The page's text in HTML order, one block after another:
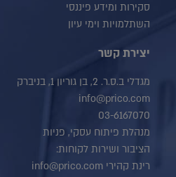
סקירות ומידע פיננסי
השתלמויות וימי עיון
יצירת קשר
מגדלי ב.ס.ר. 2, בן גוריון 1, בניברק
info@prico.com
03-6167070
מנהלת פיתוח עסקי, פניות
הציבור ושירות לקוחות:
רינת קהירי info@prico.com